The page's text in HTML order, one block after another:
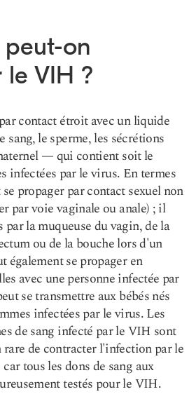
on
le VIH ?
contact étroit avec un liquide
le sperme, les sécrétions
— qui contient soit le
infectées par le virus. En termes
propager par contact sexuel non
par voie vaginale ou anale) ; il
par la muqueuse du vagin, de la
ou de la bouche lors d'un
également se propager en
avec une personne infectée par
se transmettre aux bébés nés
infectées par le virus. Les
de sang infecté par le VIH sont
rare de contracter l'infection par le
tous les dons de sang aux
testés pour le VIH.